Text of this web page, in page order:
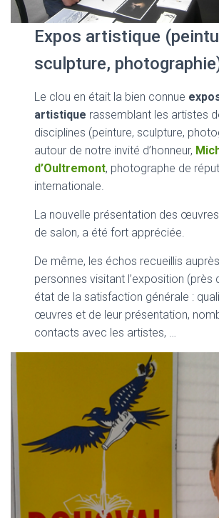
Expos artistique
sculpture,
Le clou en était la bien connue
artistique rassemblant les artistes
disciplines (peinture, sculpture,
autour de notre invité d’honneur,
d’Oultremont, photographe de
internationale.
La nouvelle présentation des
de salon, a été fort appréciée.
De même, les échos recueillis
personnes visitant l’exposition (près
état de la satisfaction générale :
œuvres et de leur présentation,
contacts avec les artistes, …